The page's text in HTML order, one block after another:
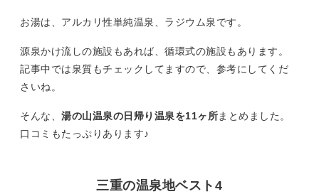
お湯は、アルカリ性単純温泉、ラジウム泉です。
源泉かけ流しの施設もあれば、循環式の施設もあります。
記事中では泉質もチェックしてますので、参考にしてくだ
さいね。
そんな、湯の山温泉の日帰り温泉を11ヶ所まとめました。
口コミもたっぷりあります♪
三重の温泉地ベスト4